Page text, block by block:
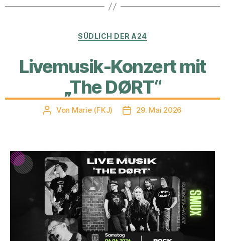
Kategorien
SÜDLICH DER A24
Livemusik-Konzert mit
„The DØRT“
Beitragsautor
Von Marie (FKJ) Veröffentlichungsdatum
29. Mai 2026